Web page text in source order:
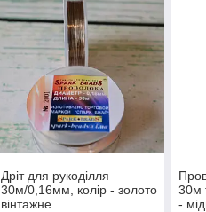
Дріт для рукоділля
30м/0,16мм, колір - золото
вінтажне
30м
-